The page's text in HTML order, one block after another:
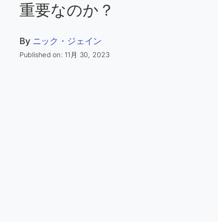
重要なのか？
By ニック・ジェイン
Published on: 11月 30, 2023